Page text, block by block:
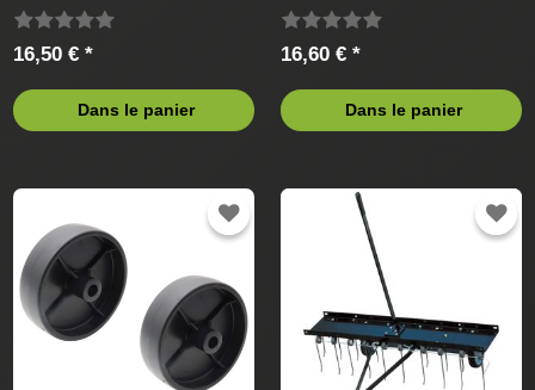
de pelouse
16,50 € *
Dans le panier
de pelouse
16,60 € *
Dans le panier